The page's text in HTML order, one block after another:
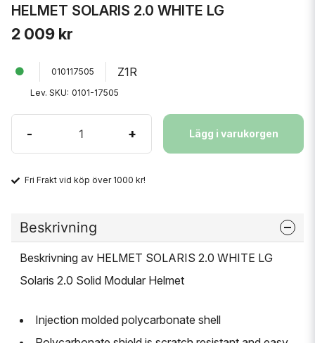
HELMET SOLARIS 2.0 WHITE LG
2 009 kr
010117505 Z1R
Lev. SKU: 0101-17505
- + Lägg i varukorgen
Fri Frakt vid köp över 1000 kr!
Beskrivning
Beskrivning av HELMET SOLARIS 2.0 WHITE LG
Solaris 2.0 Solid Modular Helmet
Injection molded polycarbonate shell